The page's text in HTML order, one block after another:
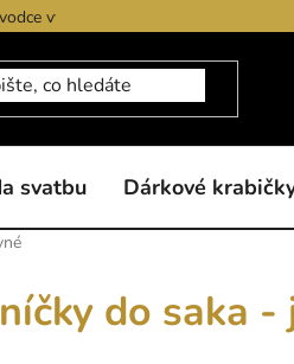
výběrem produktů
svatbu Dárkové
do saka -